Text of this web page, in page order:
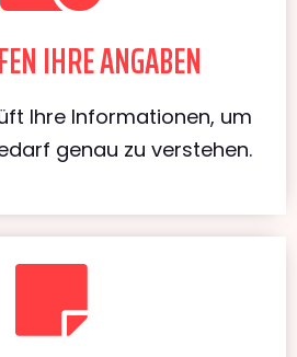
IHRE ANGABEN
Ihre Informationen, um
genau zu verstehen.